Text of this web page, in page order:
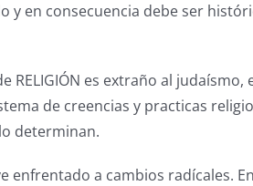
y en consecuencia debe ser
RELIGIÓN es extraño al
de creencias y practicas
determinan.
enfrentado a cambios radícales.